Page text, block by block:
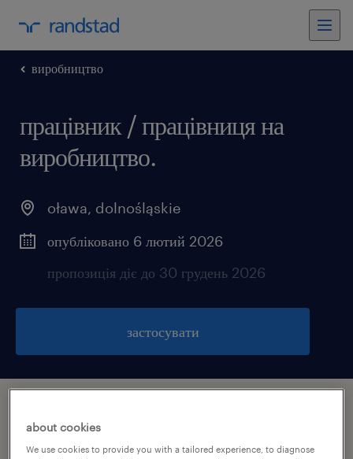
виробництво
працівник / працівниця на
виробництво.
oława, dolnośląskie
опубліковано 6 лютий 2026
пропозиція діє до 30 грудень 2026
застосувати
about cookies
We use cookies to provide you with a tailored experience, to diagnose